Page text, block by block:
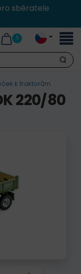
sběratele
0
Hledat
k traktorům
220/80